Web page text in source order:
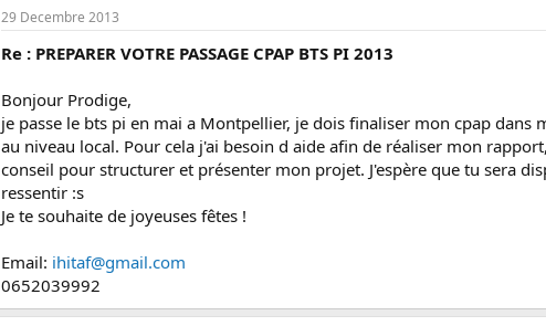
29 Decembre 2013
Re : PREPARER VOTRE PASSAGE CPAP BTS PI 2013
Bonjour Prodige,
je passe le bts pi en mai a Montpellier, je dois finaliser mon cpap
au niveau local. Pour cela j'ai besoin d aide afin de réaliser mon
conseil pour structurer et présenter mon projet. J'espère que tu sera
ressentir :s
Je te souhaite de joyeuses fêtes !
Email: ihitaf@gmail.com
0652039992